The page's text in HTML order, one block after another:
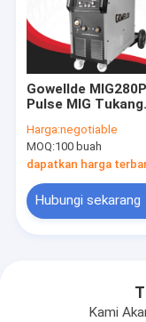
Gowellde MIG280P
Pulse MIG Tukang
415V dengan Mesin
Las Mig CO2
Harga:negotiable
MOQ:100 buah
dapatkan harga
Hubungi sekarang
Kami